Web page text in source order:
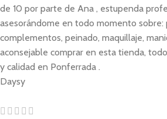
de 10 por parte de Ana , estupenda
asesorándome en todo momento sobre:
complementos, peinado, maquillaje,
aconsejable comprar en esta tienda,
y calidad en Ponferrada .
Daysy